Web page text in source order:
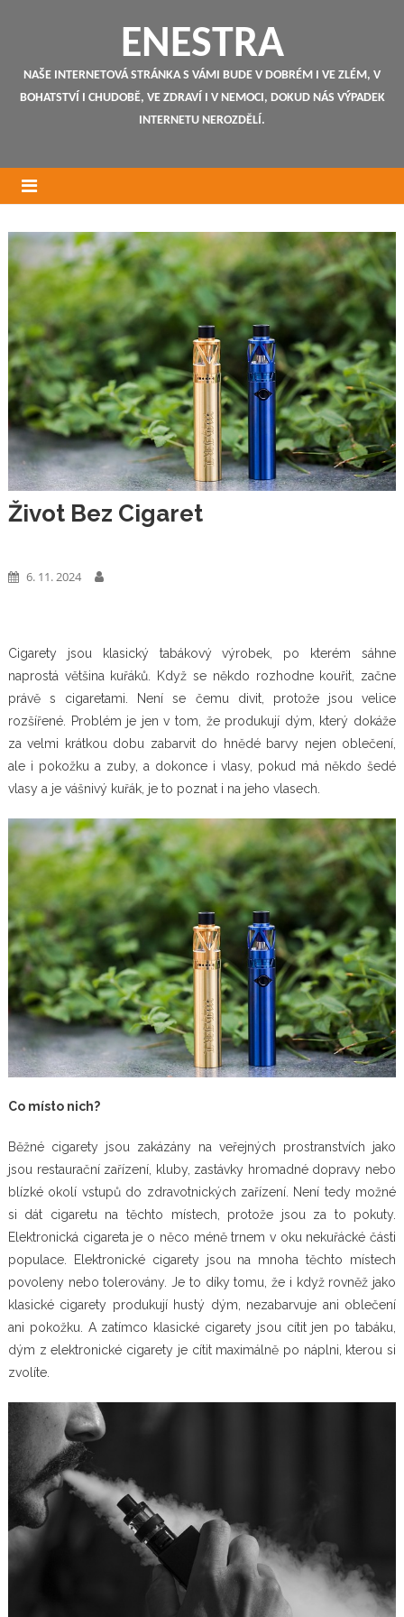
ENESTRA
NAŠE INTERNETOVÁ STRÁNKA S VÁMI BUDE V DOBRÉM I VE ZLÉM, V
BOHATSTVÍ I CHUDOBĚ, VE ZDRAVÍ I V NEMOCI, DOKUD NÁS VÝPADEK
INTERNETU NEROZDĚLÍ.
Život Bez Cigaret
6. 11. 2024
Cigarety jsou klasický tabákový výrobek, po kterém sáhne
naprostá většina kuřáků. Když se někdo rozhodne kouřit, začne
právě s cigaretami. Není se čemu divit, protože jsou velice
rozšířené. Problém je jen v tom, že produkují dým, který dokáže
za velmi krátkou dobu zabarvit do hnědé barvy nejen oblečení,
ale i pokožku a zuby, a dokonce i vlasy, pokud má někdo šedé
vlasy a je vášnivý kuřák, je to poznat i na jeho vlasech.
Co místo nich?
Běžné cigarety jsou zakázány na veřejných prostranstvích jako
jsou restaurační zařízení, kluby, zastávky hromadné dopravy nebo
blízké okolí vstupů do zdravotnických zařízení. Není tedy možné
si dát cigaretu na těchto místech, protože jsou za to pokuty.
Elektronická cigareta je o něco méně trnem v oku nekuřácké části
populace. Elektronické cigarety jsou na mnoha těchto místech
povoleny nebo tolerovány. Je to díky tomu, že i když rovněž jako
klasické cigarety produkují hustý dým, nezabarvuje ani oblečení
ani pokožku. A zatímco klasické cigarety jsou cítit jen po tabáku,
dým z elektronické cigarety je cítit maximálně po náplni, kterou si
zvolíte.